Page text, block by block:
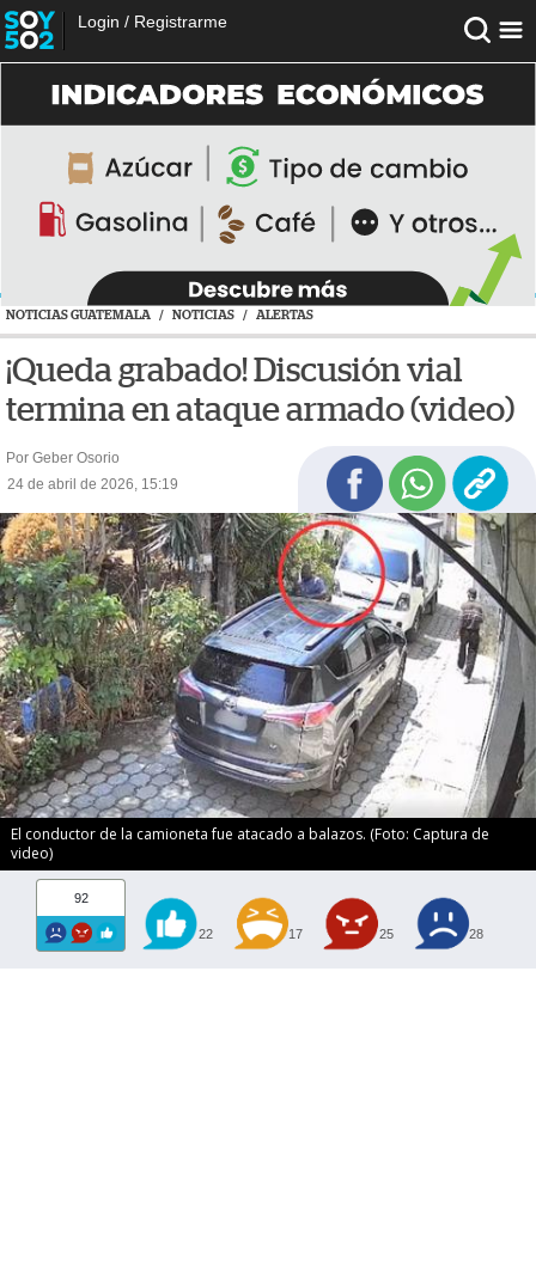
Login / Registrarme
NOTICIAS GUATEMALA / NOTICIAS / ALERTAS
¡Queda grabado! Discusión vial
termina en ataque armado (video)
Por Geber Osorio
24 de abril de 2026, 15:19
El conductor de la camioneta fue atacado a balazos. (Foto: Captura de
video)
92
22 17 25 28